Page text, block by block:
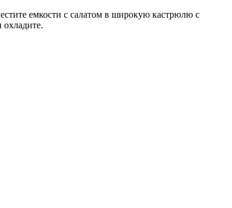
емкости с салатом в широкую кастрюлю с